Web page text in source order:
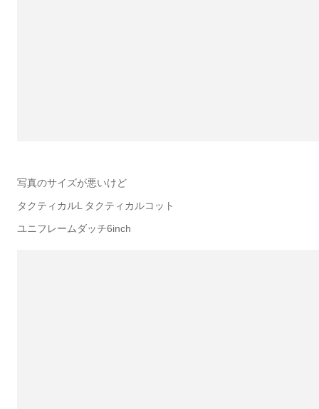
写真のサイズが悪いけど
タクティカルL タクティカルコット
ユニフレームダッチ6inch